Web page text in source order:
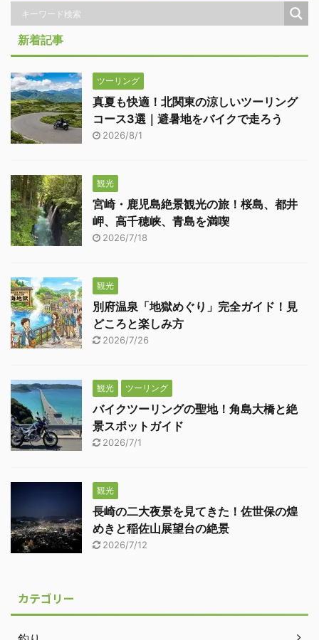
新着記事
ツーリング
真夏も快適！北関東の涼しいツーリング
コース3選｜避暑地をバイクで走ろう
2026/8/1
観光
宮崎・鹿児島絶景観光の旅！桜島、都井
岬、高千穂峡、青島を満喫
2026/7/18
観光
別府温泉「地獄めぐり」完全ガイド！見
どころと楽しみ方
2026/7/26
観光 ツーリング
バイクツーリングの聖地！角島大橋と絶
景スポットガイド
2026/7/1
観光
長崎の二大夜景を見てきた！佐世保の煌
めきと稲佐山展望台の絶景
2026/7/12
カテゴリー